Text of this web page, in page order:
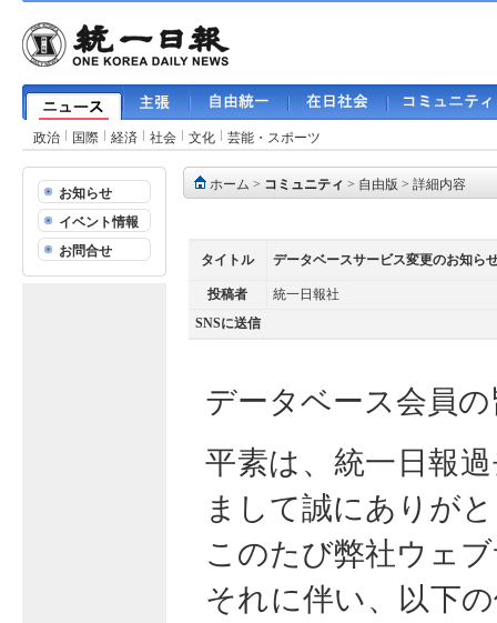
政治 国際 経済 社会 文化 芸能・スポーツ
お知らせ
イベント情報
お問合せ
ホーム > コミュニティ > 自由版 > 詳細内容
タイトル データベースサービス変更のお知ら
投稿者
統一日報社
SNSに送信
データベース会員の
平素は、統一日報
まして誠にありが
このたび弊社ウェ
それに伴い、以下